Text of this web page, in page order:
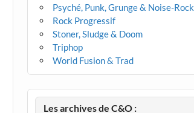
Psyché, Punk, Grunge & Noise-Rock
Rock Progressif
Stoner, Sludge & Doom
Triphop
World Fusion & Trad
Les archives de C&O :